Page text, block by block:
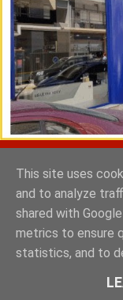
ΣΠΥΡΑΚΗΣ
This site uses
and to analyze
shared with
metrics to ensure
statistics, and to